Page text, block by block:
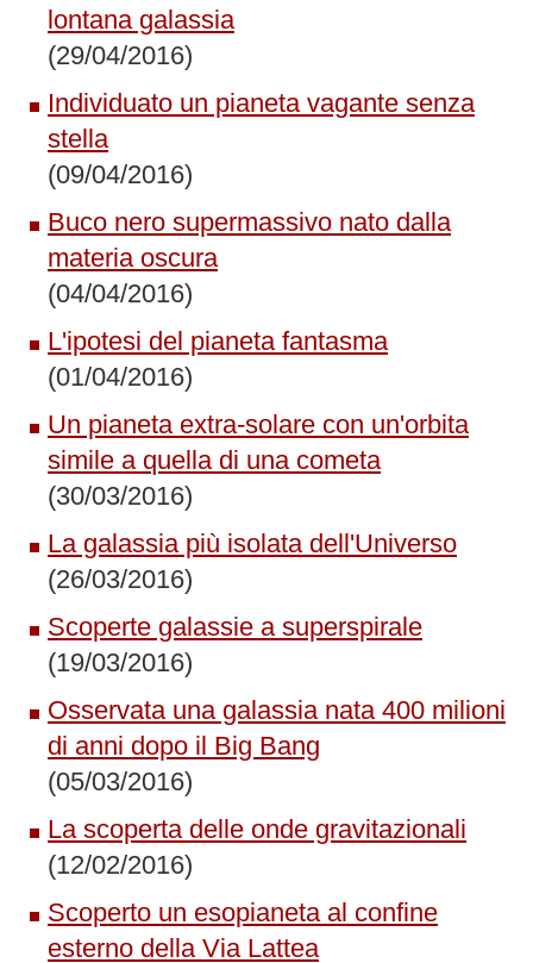
lontana galassia
(29/04/2016)
Individuato un pianeta vagante senza
stella
(09/04/2016)
Buco nero supermassivo nato dalla
materia oscura
(04/04/2016)
L'ipotesi del pianeta fantasma
(01/04/2016)
Un pianeta extra-solare con un'orbita
simile a quella di una cometa
(30/03/2016)
La galassia più isolata dell'Universo
(26/03/2016)
Scoperte galassie a superspirale
(19/03/2016)
Osservata una galassia nata 400 milioni
di anni dopo il Big Bang
(05/03/2016)
La scoperta delle onde gravitazionali
(12/02/2016)
Scoperto un esopianeta al confine
esterno della Via Lattea